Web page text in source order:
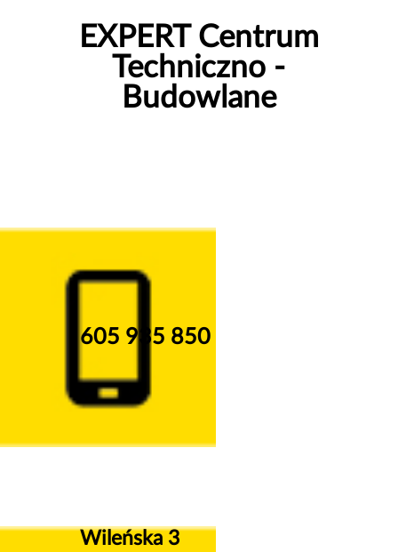
EXPERT Centrum
Techniczno -
Budowlane
605 935 850
Wileńska 3